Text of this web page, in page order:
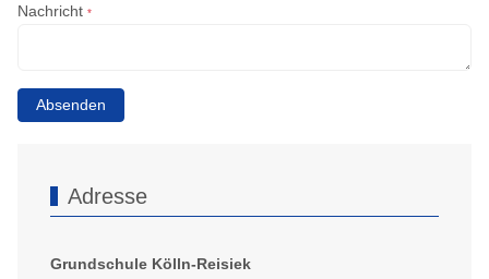
Nachricht*
Absenden
Adresse
Grundschule Kölln-Reisiek